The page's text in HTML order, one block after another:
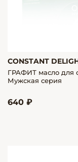
CONSTANT
ГРАФИТ масло для
Мужская серия
640 ₽